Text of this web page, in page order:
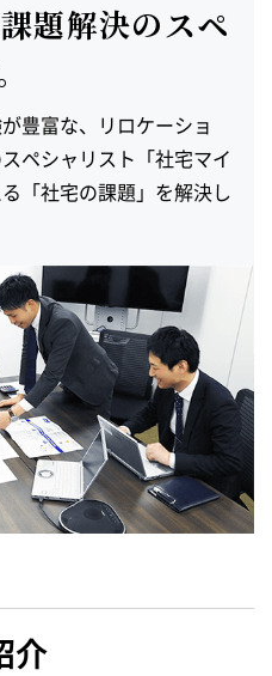
題解決のスペ
豊富な、 リロケーショ
ペシャリスト「社宅マイ
「社宅の課題」を解決し
介